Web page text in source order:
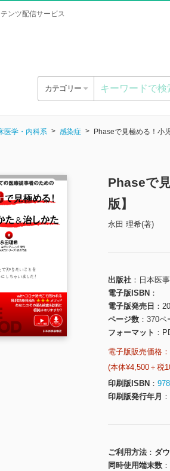
ンツ配信サービス
カテゴリー
医学・内科系 感染症 Phaseで見極める！小
Phaseで
版】
永田 理希(著)
出版社
日本医
電子版ISBN
電子版発売日
ページ数
370ペ
フォーマット
電子版販売価格：
(本体¥4,500＋税
印刷版ISBN
印刷版発行年月
ご利用方法
ダ
同時使用端末数